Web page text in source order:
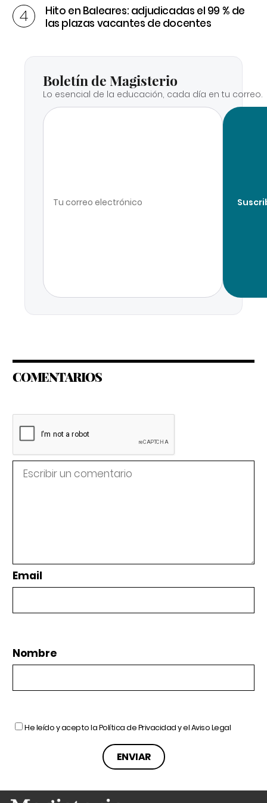
Hito en Baleares: adjudicadas el 99 % de
las plazas vacantes de docentes
Boletín de Magisterio
Lo esencial de la educación, cada día en tu correo.
COMENTARIOS
Email
Nombre
He leído y acepto laPolítica de Privacidady elAviso Legal